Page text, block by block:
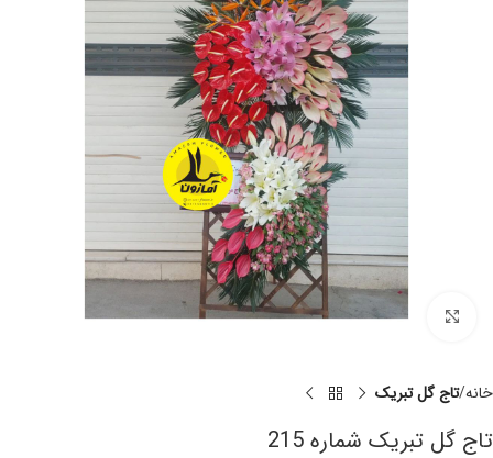
برای بزرگنمایی کلیک کنید
خانه تاج گل تبریک
تاج گل تبریک شماره 215